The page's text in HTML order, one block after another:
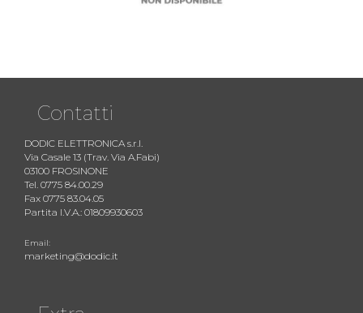
Contatti
DODIC ELETTRONICA s.r.l.
Via Casale 13 (Trav. Via A.Fabi)
03100 FROSINONE
Tel. 0775 84.00.29
Fax 0775 83.04.05
Partita I.V.A.: 01809930603
Email:
marketing@dodic.it